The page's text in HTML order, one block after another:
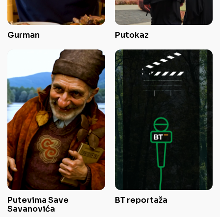
Gurman Putokaz
Putevima Save
Savanovića
BT reportaža